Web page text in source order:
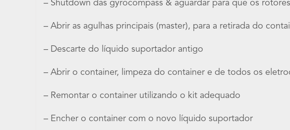
– Shutdown das gyrocompass & aguardar para que os
– Abrir as agulhas principais (master), para a retirada do
– Descarte do líquido suportador antigo
– Abrir o container, limpeza do container e de todos os
– Remontar o container utilizando o kit adequado
– Encher o container com o novo líquido suportador